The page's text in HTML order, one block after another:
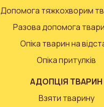
Допомога тяжкохворим
Разова допомога
Опіка тварин на
Опіка притулків
АДОПЦІЯ ТВАРИН
Взяти тварину